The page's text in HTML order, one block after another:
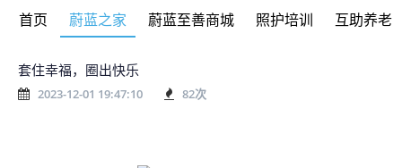
首页 蔚蓝之家 蔚蓝至善商城 照护培训 互助养老
套住幸福，圈出快乐
2023-12-01 19:47:10 82次